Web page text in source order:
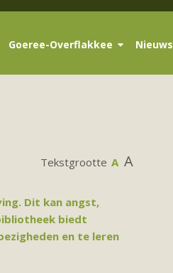
Goeree-Overflakkee Nieuws
Tekstgrootte A A
Dit kan angst,
biedt
en te leren